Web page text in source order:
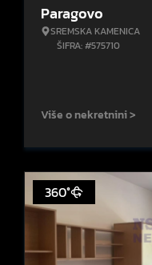
Paragovo
SREMSKA KAMENICA
ŠIFRA: #575710
Više o nekretnini >
360°